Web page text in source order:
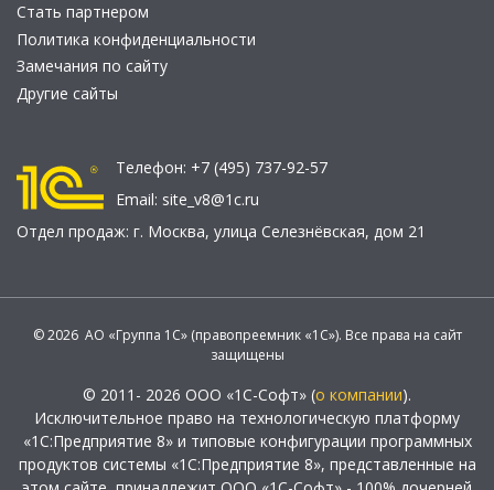
Стать партнером
Политика конфиденциальности
Замечания по сайту
Другие сайты
Телефон: +7 (495) 737-92-57
Email: site_v8@1c.ru
Отдел продаж: г. Москва, улица Селезнёвская, дом 21
© 2026 АО «Группа 1С» (правопреемник «1С»). Все права на сайт
защищены
© 2011- 2026 ООО «1С-Софт» (о компании).
Исключительное право на технологическую платформу
«1С:Предприятие 8» и типовые конфигурации программных
продуктов системы «1С:Предприятие 8», представленные на